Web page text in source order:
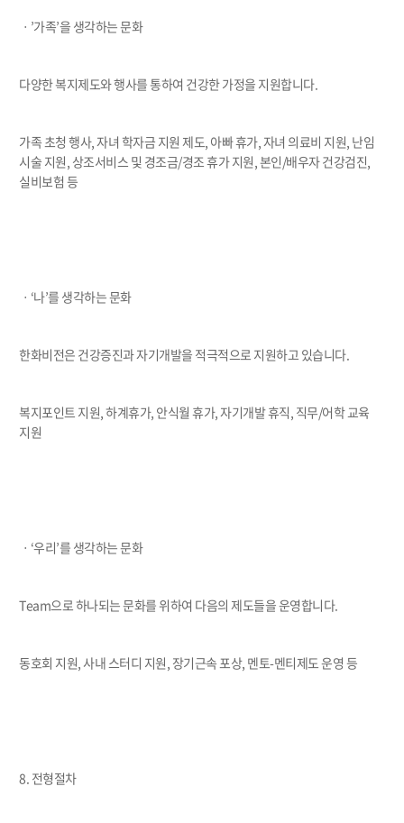
ㆍ’가족’을 생각하는 문화
다양한 복지제도와 행사를 통하여 건강한 가정을 지원합니다.
가족 초청 행사, 자녀 학자금 지원 제도, 아빠 휴가, 자녀 의료비 지원, 난임
시술 지원, 상조서비스 및 경조금/경조 휴가 지원, 본인/배우자 건강검진,
실비보험 등
ㆍ‘나’를 생각하는 문화
한화비전은 건강증진과 자기개발을 적극적으로 지원하고 있습니다.
복지포인트 지원, 하계휴가, 안식월 휴가, 자기개발 휴직, 직무/어학 교육
지원
ㆍ‘우리’를 생각하는 문화
Team으로 하나되는 문화를 위하여 다음의 제도들을 운영합니다.
동호회 지원, 사내 스터디 지원, 장기근속 포상, 멘토-멘티제도 운영 등
8. 전형절차